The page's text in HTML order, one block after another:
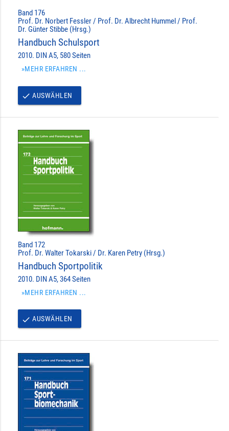
Band 176
Prof. Dr. Norbert Fessler / Prof. Dr. Albrecht Hummel / Prof.
Dr. Günter Stibbe (Hrsg.)
Handbuch Schulsport
2010. DIN A5, 580 Seiten
»MEHR ERFAHREN ...
done AUSWÄHLEN
Band 172
Prof. Dr. Walter Tokarski / Dr. Karen Petry (Hrsg.)
Handbuch Sportpolitik
2010. DIN A5, 364 Seiten
»MEHR ERFAHREN ...
done AUSWÄHLEN